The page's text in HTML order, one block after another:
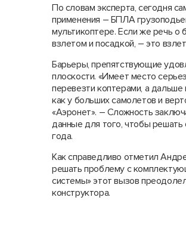
По словам эксперта, сегодня
применения – БПЛА
мультикоптере. Если же речь о
взлетом и посадкой, – это
Барьеры, препятствующие
плоскости. «Имеет место
перевезти коптерами, а
как у больших самолетов и
«Аэронет». – Сложность
данные для того, чтобы
года.
Как справедливо отметил
решать проблему с
системы» этот вызов
конструктора.